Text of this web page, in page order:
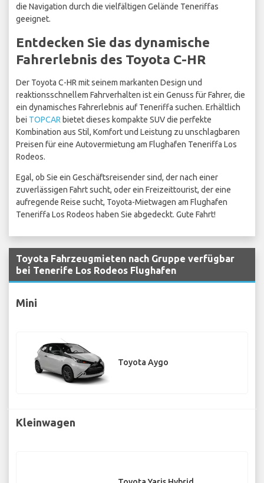
die Navigation durch die vielfältigen Gelände Teneriffas
geeignet.
Entdecken Sie das dynamische
Fahrerlebnis des Toyota C-HR
Der Toyota C-HR mit seinem markanten Design und
reaktionsschnellem Fahrverhalten ist ein Genuss für Fahrer, die
ein dynamisches Fahrerlebnis auf Teneriffa suchen. Erhältlich
bei TOPCAR bietet dieses kompakte SUV die perfekte
Kombination aus Stil, Komfort und Leistung zu unschlagbaren
Preisen für eine Autovermietung am Flughafen Teneriffa Los
Rodeos.
Egal, ob Sie ein Geschäftsreisender sind, der nach einer
zuverlässigen Fahrt sucht, oder ein Freizeittourist, der eine
aufregende Reise sucht, Toyota-Mietwagen am Flughafen
Teneriffa Los Rodeos haben Sie abgedeckt. Gute Fahrt!
Toyota Fahrzeugmieten nach Gruppe verfügbar
bei Tenerife Los Rodeos Flughafen
Mini
Toyota Aygo
Kleinwagen